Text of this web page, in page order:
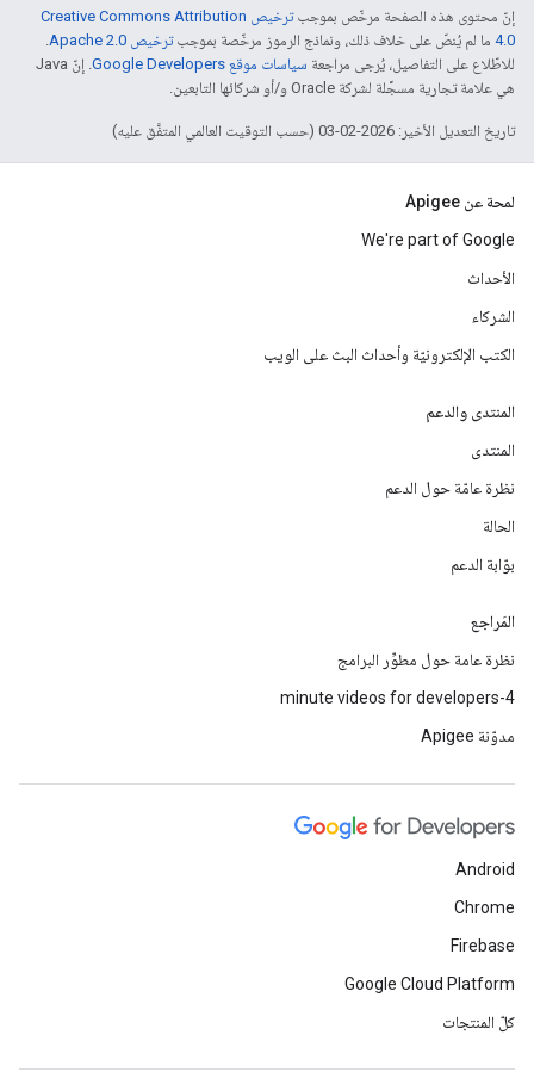
إنّ محتوى هذه الصفحة مرخّص بموجب
ترخيص Creative Commons Attribution
4.0‏ ما لم يُنصّ على خلاف ذلك، ونماذج الرموز مرخّصة بموجبترخيص Apache 2.0‏
للاطّلاع على التفاصيل، يُرجى مراجعة سياسات موقع Google Developers‏
. إنّ Java
هي علامة تجارية مسجَّلة لشركة Oracle و/أو شركائها التابعين.
تاريخ التعديل الأخير: 2026-02-03 (حسب التوقيت العالمي المتفَّق عليه)
لمحة عن Apigee
We're part of Google
الأحداث
الشركاء
الكتب الإلكترونيّة وأحداث البث على الويب
المنتدى والدعم
المنتدى
نظرة عامّة حول الدعم
الحالة
بوّابة الدعم
المَراجع
نظرة عامة حول مطوِّر البرامج
4-minute videos for developers
مدوّنة Apigee
Android
Chrome
Firebase
Google Cloud Platform
كلّ المنتجات